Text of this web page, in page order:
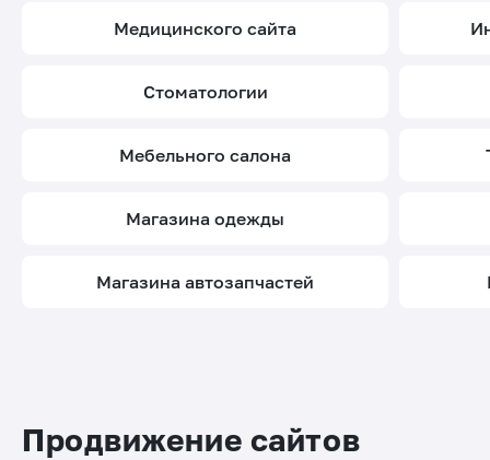
медицинского сайта
стоматологии
мебельного салона
магазина одежды
магазина автозапчастей
Продвижение сайтов